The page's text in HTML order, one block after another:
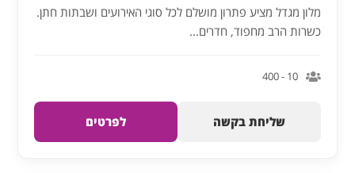
מלון מגדל מציע פתרון מושלם לכל סוגי האירועים ושבתות חתן.
כשרות הרב מחפוד, חדרים...
10 - 400
שליחת בקשה לפרטים